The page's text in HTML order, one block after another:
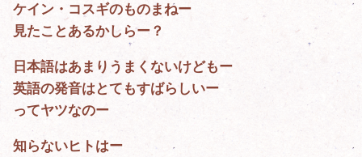
ケイン・コスギのものまねー
見たことあるかしらー？
日本語はあまりうまくないけどもー
英語の発音はとてもすばらしいー
ってヤツなのー
知らないヒトはー